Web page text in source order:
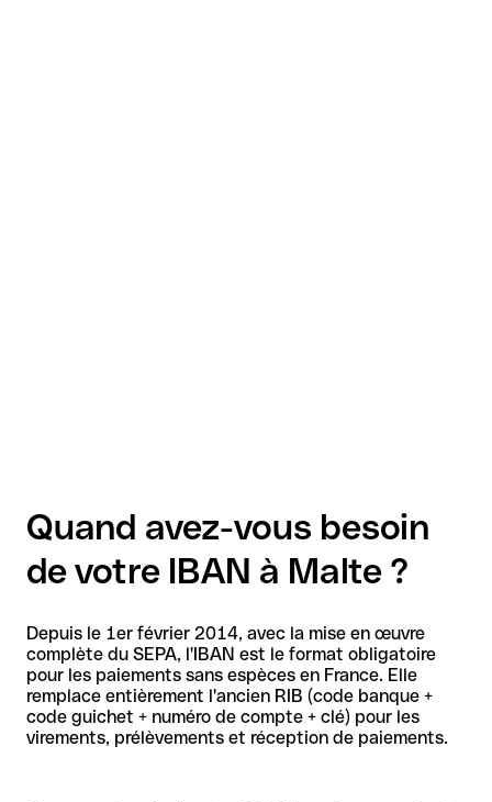
Quand avez-vous besoin
de votre IBAN à Malte ?
Depuis le 1er février 2014, avec la mise en œuvre
complète du SEPA, l'IBAN est le format obligatoire
pour les paiements sans espèces en France. Elle
remplace entièrement l'ancien RIB (code banque +
code guichet + numéro de compte + clé) pour les
virements, prélèvements et réception de paiements.